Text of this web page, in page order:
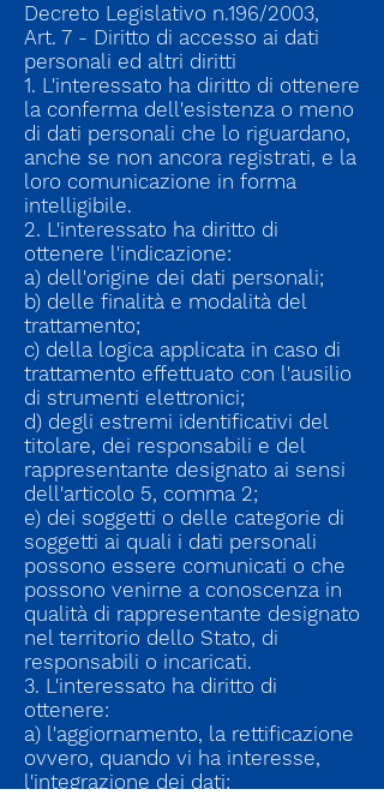
Decreto Legislativo n.196/2003,
Art. 7 - Diritto di accesso ai dati
personali ed altri diritti
1. L'interessato ha diritto di ottenere
la conferma dell'esistenza o meno
di dati personali che lo riguardano,
anche se non ancora registrati, e la
loro comunicazione in forma
intelligibile.
2. L'interessato ha diritto di
ottenere l'indicazione:
a) dell'origine dei dati personali;
b) delle finalità e modalità del
trattamento;
c) della logica applicata in caso di
trattamento effettuato con l'ausilio
di strumenti elettronici;
d) degli estremi identificativi del
titolare, dei responsabili e del
rappresentante designato ai sensi
dell'articolo 5, comma 2;
e) dei soggetti o delle categorie di
soggetti ai quali i dati personali
possono essere comunicati o che
possono venirne a conoscenza in
qualità di rappresentante designato
nel territorio dello Stato, di
responsabili o incaricati.
3. L'interessato ha diritto di
ottenere:
a) l'aggiornamento, la rettificazione
ovvero, quando vi ha interesse,
l'integrazione dei dati;